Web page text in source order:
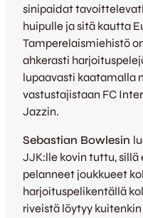
sinipaidat
huipulle ja sitä kautta
Tamperelaismiehistö
ahkerasti
lupaavasti kaatamalla
vastustajistaan FC
Jazzin.
Sebastian Bowlesin
JJK:lle kovin tuttu, sillä
pelanneet joukkueet
harjoituspelikentällä
riveistä löytyy